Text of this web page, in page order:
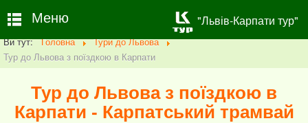
Ви тут: Головна
Тури до Львова
Тур до Львова з поїздкою в Карпати
Тур до Львова з поїздкою в
Карпати - Карпатський трамвай
Меню "Львів-Карпати тур"